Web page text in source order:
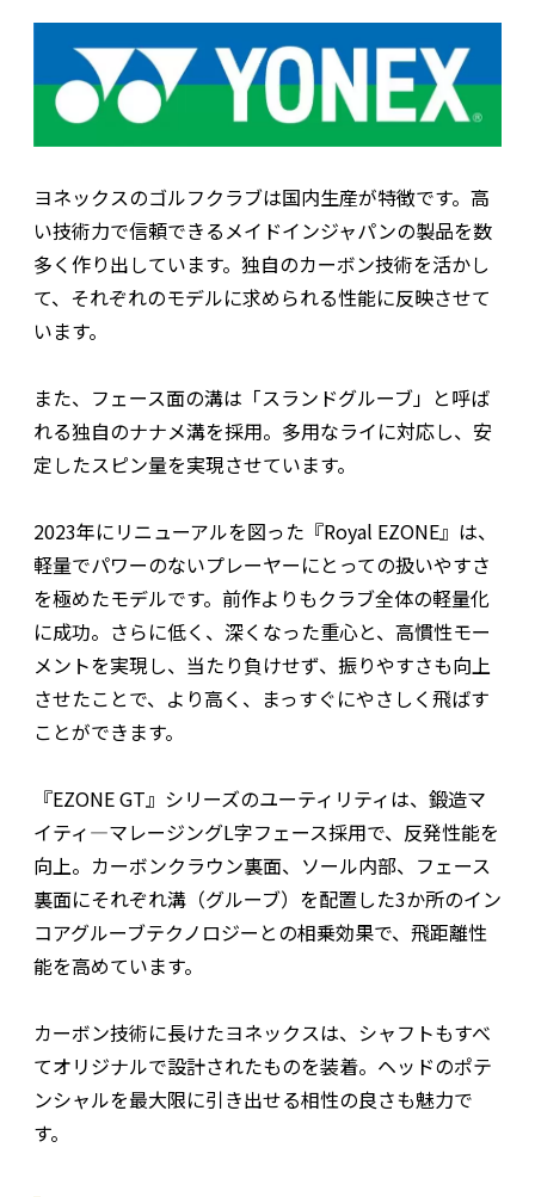
ヨネックスのゴルフクラブは国内生産が特徴です。高
い技術力で信頼できるメイドインジャパンの製品を数
多く作り出しています。独自のカーボン技術を活かし
て、それぞれのモデルに求められる性能に反映させて
います。
また、フェース面の溝は「スランドグルーブ」と呼ば
れる独自のナナメ溝を採用。多用なライに対応し、安
定したスピン量を実現させています。
2023年にリニューアルを図った『Royal EZONE』は、
軽量でパワーのないプレーヤーにとっての扱いやすさ
を極めたモデルです。前作よりもクラブ全体の軽量化
に成功。さらに低く、深くなった重心と、高慣性モー
メントを実現し、当たり負けせず、振りやすさも向上
させたことで、より高く、まっすぐにやさしく飛ばす
ことができます。
『EZONE GT』シリーズのユーティリティは、鍛造マ
イティ―マレージングL字フェース採用で、反発性能を
向上。カーボンクラウン裏面、ソール内部、フェース
裏面にそれぞれ溝（グルーブ）を配置した3か所のイン
コアグルーブテクノロジーとの相乗効果で、飛距離性
能を高めています。
カーボン技術に長けたヨネックスは、シャフトもすべ
てオリジナルで設計されたものを装着。ヘッドのポテ
ンシャルを最大限に引き出せる相性の良さも魅力で
す。